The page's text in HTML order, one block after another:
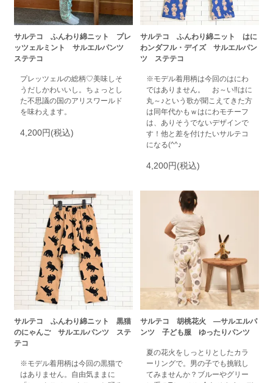
サルテコ ふんわり綿ニット プレ
ッツェルミント サルエルパンツ
ステテコ
プレッツェルの総柄♡美味しそ
うだしかわいいし。ちょっとし
た不思議の国のアリスワールド
を味わえます。
4,200円(税込)
サルテコ ふんわり綿ニット はに
わンダフル・デイズ サルエルパン
ツ ステテコ
※モデル着用柄は今回のはにわ
ではありません。 お～い‼はに
丸～♪という歌が聞こえてきた方
は同年代かもｗはにわモチーフ
は、ありそうでないデザインで
す！他と差を付けたいサルテコ
になる(^^♪
4,200円(税込)
サルテコ ふんわり綿ニット 黒猫
のにゃんご サルエルパンツ ステ
テコ
※モデル着用柄は今回の黒猫で
はありません。自由気ままに
サルテコ 胡桃花火 ―サルエルパ
ンツ 子ども服 ゆったりパンツ
夏の花火をしっとりとしたカラ
ーリングで。男の子でも挑戦し
てみませんか？ブルーやグリー